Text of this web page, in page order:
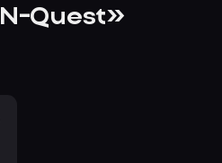
Для мужчин
Quest»